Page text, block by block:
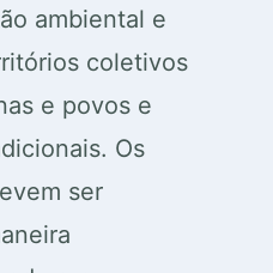
ambiental e
coletivos
e povos e
Os
ser